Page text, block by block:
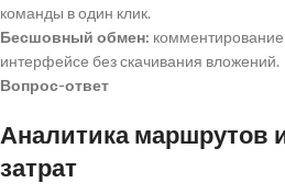
команды в один клик.
Бесшовный обмен:
интерфейсе без скачивания вложений.
Вопрос-ответ
Аналитика маршрутов
затрат